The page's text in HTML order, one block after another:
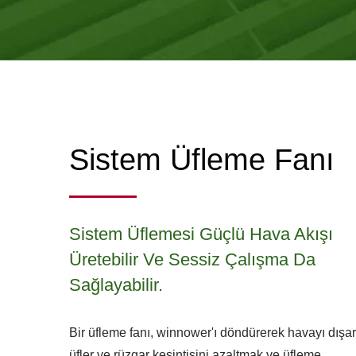
Sistem Üfleme Fanı
Sistem Üflemesi Güçlü Hava Akışı
Üretebilir Ve Sessiz Çalışma Da
Sağlayabilir.
Bir üfleme fanı, winnower'ı döndürerek havayı